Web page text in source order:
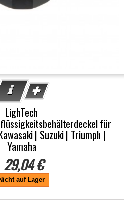
LighTech
für
| Suzuki | Triumph |
Yamaha
29,04 €
Nicht auf Lager